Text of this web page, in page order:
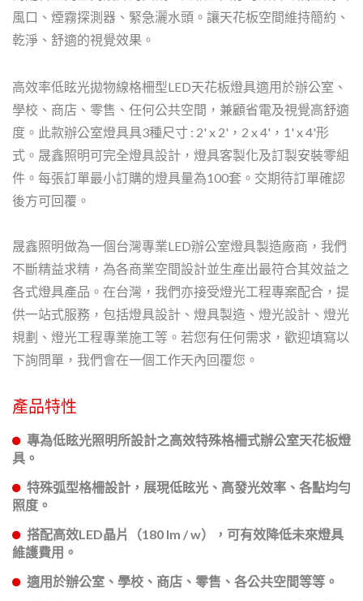
風口、煙霧探測器、緊急灑水頭。讓天花板空間維持簡約、
乾淨、舒適的視覺效果。
高效率低眩光拋物線格柵型LED天花板燈具適用於辦公室、
學校、商店、零售、任何公共空間，兼顧省電及視覺高舒適
度。此款辦公室燈具具3種尺寸 : 2' x 2'，2 x 4'，1' x 4'形
式。晟鑫照明可完全燈具設計，燈具客製化及訂製安裝零組
件。每張訂單最小訂購的燈具量為100套。交期待訂單確認
後方可回覆。
晟鑫照明做為一個台灣專業LED辦公室燈具製造廠商，我們
不斷精益求精，為各商業空間設計並生產出最符合其效益之
各式燈具產品。在台灣，我們亦接受燈光工程專案配合，提
供一站式服務，包括燈具設計、燈具製造、燈光設計、燈光
規劃、燈光工程專業施工等。若您有任何需求，歡迎填寫以
下詢問單，我們會在一個工作天內回覆您。
產品特性
專為低眩光照明所設計之高效特殊格柵式辦公室天花板燈
具。
特殊弧型格柵設計，展現低眩光、高發光效率、各點均勻
照度。
搭配高效LED晶片（180 lm / w），可有效降低未來燈具
維護費用。
適用於辦公室、學校、商店、零售、各公共空間等等。